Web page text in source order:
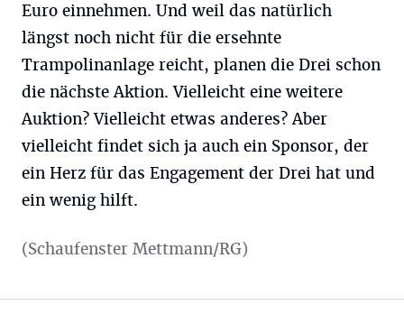
Euro einnehmen. Und weil das natürlich
längst noch nicht für die ersehnte
Trampolinanlage reicht, planen die Drei schon
die nächste Aktion. Vielleicht eine weitere
Auktion? Vielleicht etwas anderes? Aber
vielleicht findet sich ja auch ein Sponsor, der
ein Herz für das Engagement der Drei hat und
ein wenig hilft.
(Schaufenster Mettmann/RG)